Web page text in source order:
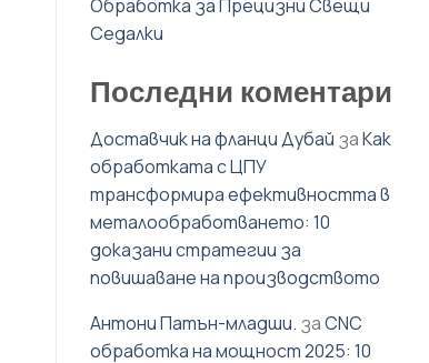
Обработка за Прецизни Свещи
Седалки
Последни коментари
Доставчик на фланци Дубай заКак
обработката с ЦПУ
трансформира ефективността в
металообработването: 10
доказани стратегии за
повишаване на производството
Антони Патън-младши. заCNC
обработка на мощност 2025: 10